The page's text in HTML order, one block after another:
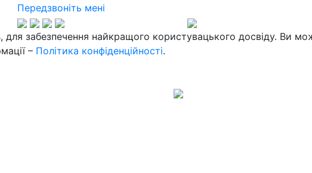
Передзвоніть мені
забезпечення найкращого користувацького досвіду. Ви
– Політика конфіденційності.